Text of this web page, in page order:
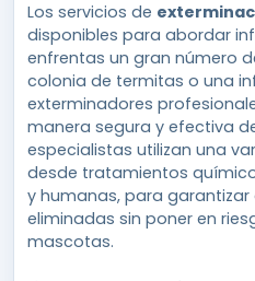
Los servicios de
disponibles para abordar
enfrentas un gran número
colonia de termitas o una
exterminadores
manera segura y efectiva
especialistas utilizan una
desde tratamientos
y humanas, para
eliminadas sin poner en
mascotas.